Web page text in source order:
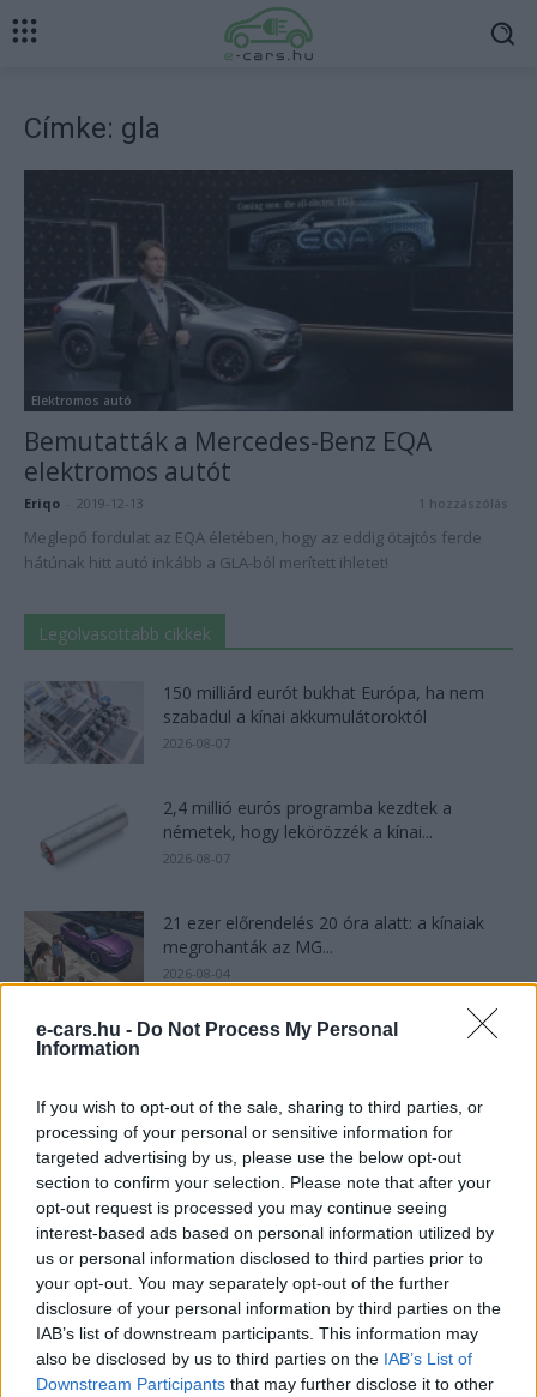
e-cars.hu - Do Not Process My Personal
Information
If you wish to opt-out of the sale, sharing to third parties, or
processing of your personal or sensitive information for
targeted advertising by us, please use the below opt-out
section to confirm your selection. Please note that after your
opt-out request is processed you may continue seeing
interest-based ads based on personal information utilized by
us or personal information disclosed to third parties prior to
your opt-out. You may separately opt-out of the further
disclosure of your personal information by third parties on the
IAB’s list of downstream participants. This information may
also be disclosed by us to third parties on the IAB’s List of
Downstream Participants that may further disclose it to other
Címke: gla
Elektromos autó
Bemutatták a Mercedes-Benz EQA
elektromos autót
Eriqo 2019-12-13 1 hozzászólás
Meglepő fordulat az EQA életében, hogy az eddig ötajtós ferde
hátúnak hitt autó inkább a GLA-ból merített ihletet!
Legolvasottabb cikkek
150 milliárd eurót bukhat Európa, ha nem
szabadul a kínai akkumulátoroktól
2026-08-07
2,4 millió eurós programba kezdtek a
németek, hogy lekörözzék a kínai...
2026-08-07
21 ezer előrendelés 20 óra alatt: a kínaiak
megrohanták az MG...
2026-08-04
Kína szigorú határt szabott: legfeljebb 5%
A Volkswagen bedobta azt a lapot Kínában,
amivel a helyi EV-gyártókat...
2026-08-04
Az Audi letarolta saját rekordjait — készül
minden idők leghatékonyabb villanyautója
2026-08-04
Dánia utolérte Norvégiát: már náluk is szinte